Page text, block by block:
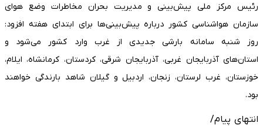
رئیس مرکز ملی پیش‌بینی و مدیریت بحران مخاطرات وضع هوای
سازمان هواشناسی کشور درباره پیش‌بینی‌ها برای ابتدای هفته افزود:
روز شنبه سامانه بارشی جدیدی از غرب وارد کشور می‌شود و
استان‌های آذربایجان غربی، آذربایجان شرقی، کردستان، کرمانشاه، ایلام،
خوزستان، غرب لرستان، زنجان، اردبیل و گیلان شاهد بارندگی خواهند
بود.
انتهای پیام/